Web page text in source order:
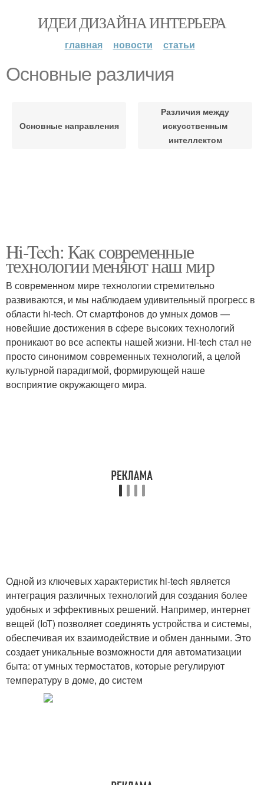
ИДЕИ ДИЗАЙНА ИНТЕРЬЕРА
главная новости статьи
Основные различия
Основные направления
Различия между
искусственным
интеллектом
Hi-Tech: Как современные
технологии меняют наш мир
В современном мире технологии стремительно
развиваются, и мы наблюдаем удивительный прогресс в
области hi-tech. От смартфонов до умных домов —
новейшие достижения в сфере высоких технологий
проникают во все аспекты нашей жизни. Hi-tech стал не
просто синонимом современных технологий, а целой
культурной парадигмой, формирующей наше
восприятие окружающего мира.
Одной из ключевых характеристик hi-tech является
интеграция различных технологий для создания более
удобных и эффективных решений. Например, интернет
вещей (IoT) позволяет соединять устройства и системы,
обеспечивая их взаимодействие и обмен данными. Это
создает уникальные возможности для автоматизации
быта: от умных термостатов, которые регулируют
температуру в доме, до систем